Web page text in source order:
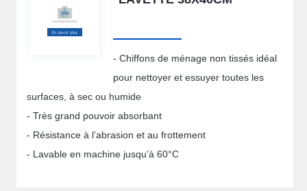
- Chiffons de ménage non tissés idéal
pour nettoyer et essuyer toutes les
surfaces, à sec ou humide
- Très grand pouvoir absorbant
- Résistance à l’abrasion et au frottement
- Lavable en machine jusqu’à 60°C